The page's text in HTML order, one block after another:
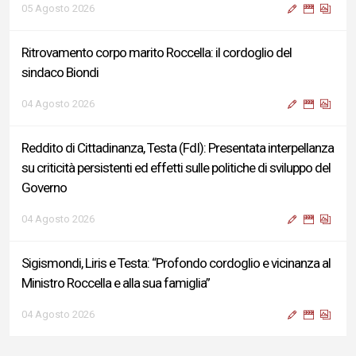
05 Agosto 2026
Ritrovamento corpo marito Roccella: il cordoglio del
sindaco Biondi
04 Agosto 2026
Reddito di Cittadinanza, Testa (FdI): Presentata interpellanza
su criticità persistenti ed effetti sulle politiche di sviluppo del
Governo
04 Agosto 2026
Sigismondi, Liris e Testa: “Profondo cordoglio e vicinanza al
Ministro Roccella e alla sua famiglia”
04 Agosto 2026